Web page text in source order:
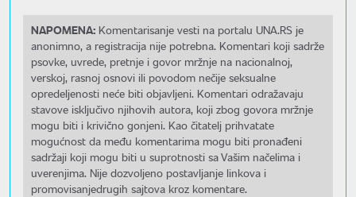
NAPOMENA: Komentarisanje vesti na portalu UNA.RS je
anonimno, a registracija nije potrebna. Komentari koji sadrže
psovke, uvrede, pretnje i govor mržnje na nacionalnoj,
verskoj, rasnoj osnovi ili povodom nečije seksualne
opredeljenosti neće biti objavljeni. Komentari odražavaju
stavove isključivo njihovih autora, koji zbog govora mržnje
mogu biti i krivično gonjeni. Kao čitatelj prihvatate
mogućnost da među komentarima mogu biti pronađeni
sadržaji koji mogu biti u suprotnosti sa Vašim načelima i
uverenjima. Nije dozvoljeno postavljanje linkova i
promovisanjedrugih sajtova kroz komentare.